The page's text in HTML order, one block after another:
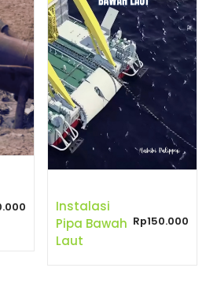
Instalasi
Pipa Bawah
Laut
Rp150.000